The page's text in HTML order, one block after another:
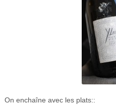
On enchaîne avec les plats::